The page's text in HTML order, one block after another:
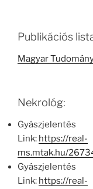
Publikációs
Magyar
Nekrológ:
Gyászjelentés
Link: https://real-
ms.mtak.hu/
Gyászjelentés
Link: https://real-